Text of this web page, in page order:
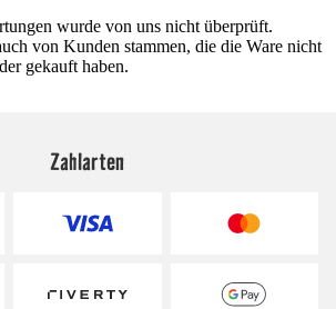
wurde von uns nicht überprüft.
von Kunden stammen, die die Ware nicht
gekauft haben.
Zahlarten